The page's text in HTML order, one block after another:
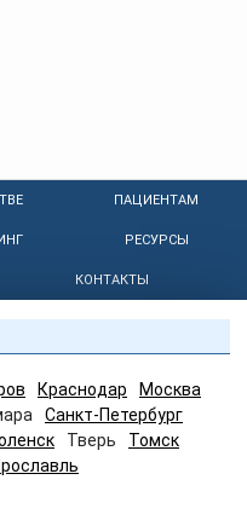
ПАЦИЕНТАМ
РЕСУРСЫ
КОНТАКТЫ
Краснодар
Москва
Санкт-Петербург
Тверь
Томск